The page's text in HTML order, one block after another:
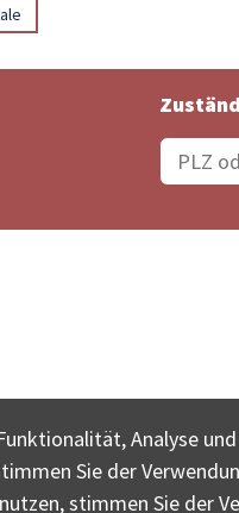
Analyse
Sie der
stimmen Sie der